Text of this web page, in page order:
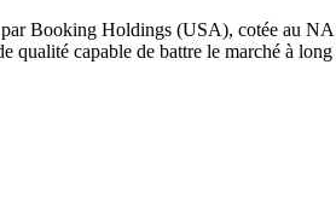
par Booking Holdings (USA), cotée au
capable de battre le marché à